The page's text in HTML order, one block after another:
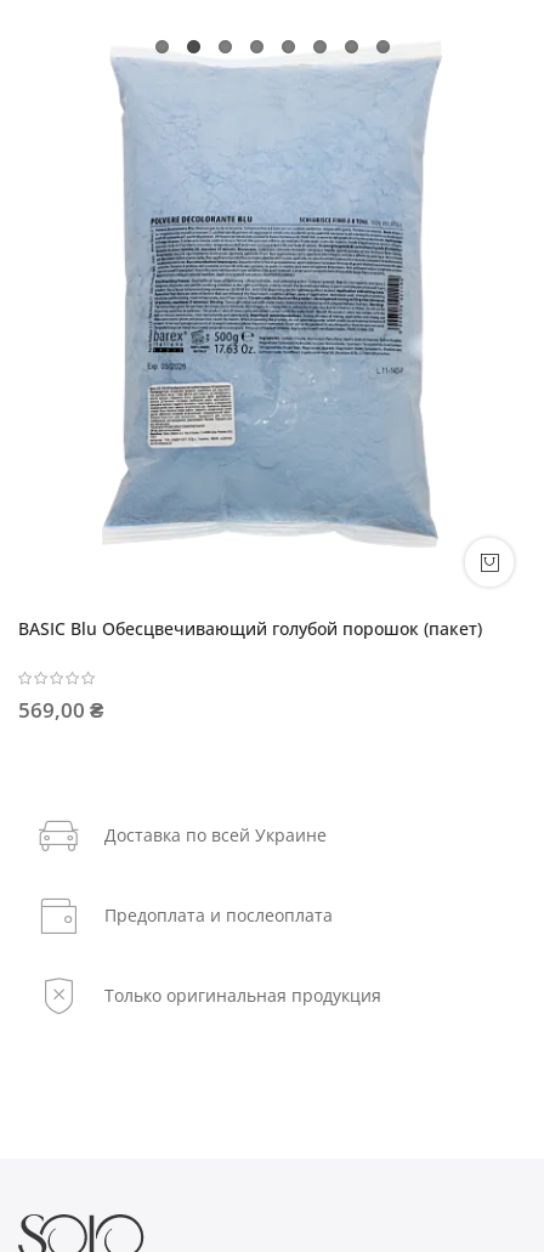
BASIC Blu Обесцвечивающий голубой порошок (пакет)
569,00 ₴
Доставка по всей Украине
Предоплата и послеоплата
Только оригинальная продукция